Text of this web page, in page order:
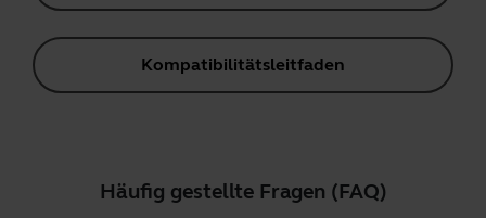
Kompatibilitätsleitfaden
Häufig gestellte Fragen (FAQ)